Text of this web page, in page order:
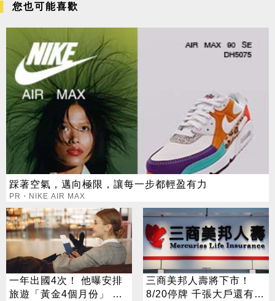
您也可能喜歡
踩著空氣，邁向極限，讓每一步都輕盈有力
PR・NIKE AIR MAX
一年出國4次！ 他曝安排
旅遊「黃金4個月份」 卡
三商美邦人壽將下市！
8/20停牌 千張大戶還有